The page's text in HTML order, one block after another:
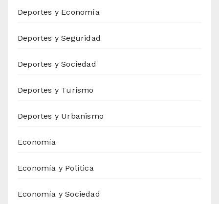
Deportes y Economía
Deportes y Seguridad
Deportes y Sociedad
Deportes y Turismo
Deportes y Urbanismo
Economía
Economía y Política
Economía y Sociedad